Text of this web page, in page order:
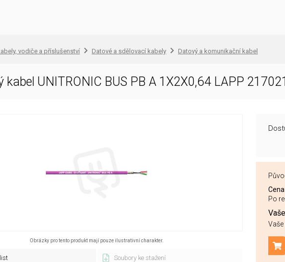
vodiče a příslušenství Datové a sdělovací kabely Datový a komunikační kabel
kabel UNITRONIC BUS PB A 1X2X0,64 LAPP
Obrázky pro tento produkt mají pouze ilustrativní charakter.
Soubory ke stažení
Po
Vaše